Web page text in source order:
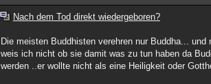
Nach dem Tod direkt wiedergeboren?
Die meisten Buddhisten verehren nur Buddha...
weis ich nicht ob sie damit was zu tun haben da
werden ..er wollte nicht als eine Heiligkeit oder